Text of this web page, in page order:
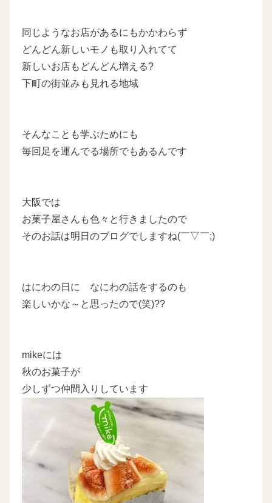
同じようなお店があるにもかかわらず
どんどん新しいモノも取り入れてて
新しいお店もどんどん増える?
下町の街並みも見れる地域
そんなことも学ぶためにも
毎回足を運んでる場所でもあるんです
大阪では
お菓子屋さんも色々と行きましたので
そのお話は明日のブログでしますね(￣▽￣;)
はにわの日に なにわの話をするのも
楽しいかな～と思ったので(笑)??
mikeには
秋のお菓子が
少しずつ仲間入りしています